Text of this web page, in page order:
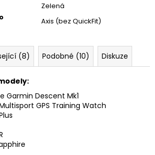
Zelená
Axis (bez QuickFit)
(8) Podobné (10) Diskuze
Garmin Descent Mk1
GPS Training Watch